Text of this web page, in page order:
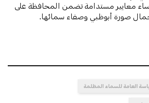
معايير مستدامة تضمن المحافظة على
صورة أبوظبي وصفاء سمائها.
العامة للسماء المظلمة